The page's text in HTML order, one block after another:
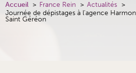
Accueil France Rein
Actualités
Journée de dépistages à l'agence
Saint Géréon